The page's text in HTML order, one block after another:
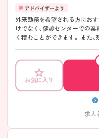
外来勤務を希望される方にお
けでなく、健診センターでの
く積むことができます。 また、残業は月平均5時間程度と少なく、有給取
したい方にも適した環境です。 賞与は年2回・3.5ヶ月分実績があり、退職
金制度や各種社会保険など福利厚生も整
を入れており、近隣保育園の
見据えて長く勤務したい方に
お気に入り
求人